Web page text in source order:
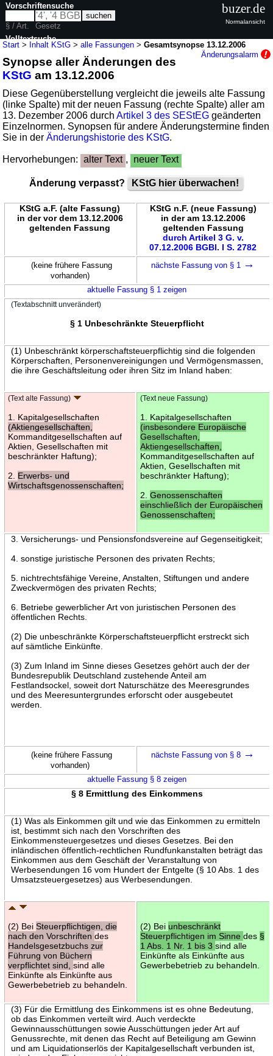
Start > Inhalt KStG >alle Fassungen >Gesamtsynopse 13.12.2006
Änderungsalarm
Synopse aller Änderungen des
KStG am 13.12.2006
Diese Gegenüberstellung vergleicht die jeweils alte Fassung
(linke Spalte) mit der neuen Fassung (rechte Spalte) aller am
13. Dezember 2006 durchArtikel 3 des SEStEG geänderten
Einzelnormen. Synopsen für andere Änderungstermine finden
Sie in derÄnderungshistorie des KStG.
Hervorhebungen: alter Text , neuer Text
Änderung verpasst? KStG hier überwachen!
KStG a.F. (alte Fassung)
in der vor dem 13.12.2006
geltenden Fassung
KStG n.F. (neue Fassung)
in der am 13.12.2006
geltenden Fassung
durch Artikel 3 G. v.
07.12.2006 BGBl. I S. 2782
(keine frühere Fassung
vorhanden)
nächste Fassung von § 1 →
aktuelle Fassung § 1 zeigen
(Textabschnitt unverändert)
§ 1 Unbeschränkte Steuerpflicht
(1) Unbeschränkt körperschaftsteuerpflichtig sind die folgenden
Körperschaften, Personenvereinigungen und Vermögensmassen,
die ihre Geschäftsleitung oder ihren Sitz im Inland haben:
(Text alte Fassung)
1. Kapitalgesellschaften
(Aktiengesellschaften,
Kommanditgesellschaften auf
Aktien, Gesellschaften mit
beschränkter Haftung);
2. Erwerbs- und
Wirtschaftsgenossenschaften;
(Text neue Fassung)
1. Kapitalgesellschaften
(insbesondere Europäische
Gesellschaften,
Aktiengesellschaften,
Kommanditgesellschaften auf
Aktien, Gesellschaften mit
beschränkter Haftung);
2. Genossenschaften
einschließlich der Europäischen
Genossenschaften;
3. Versicherungs- und Pensionsfondsvereine auf Gegenseitigkeit;
4. sonstige juristische Personen des privaten Rechts;
5. nichtrechtsfähige Vereine, Anstalten, Stiftungen und andere
Zweckvermögen des privaten Rechts;
6. Betriebe gewerblicher Art von juristischen Personen des
öffentlichen Rechts.
(2) Die unbeschränkte Körperschaftsteuerpflicht erstreckt sich
auf sämtliche Einkünfte.
(3) Zum Inland im Sinne dieses Gesetzes gehört auch der der
Bundesrepublik Deutschland zustehende Anteil am
Festlandsockel, soweit dort Naturschätze des Meeresgrundes
und des Meeresuntergrundes erforscht oder ausgebeutet
werden.
(keine frühere Fassung
vorhanden)
nächste Fassung von § 8 →
aktuelle Fassung § 8 zeigen
§ 8 Ermittlung des Einkommens
(1) Was als Einkommen gilt und wie das Einkommen zu ermitteln
ist, bestimmt sich nach den Vorschriften des
Einkommensteuergesetzes und dieses Gesetzes. Bei den
inländischen öffentlich-rechtlichen Rundfunkanstalten beträgt das
Einkommen aus dem Geschäft der Veranstaltung von
Werbesendungen 16 vom Hundert der Entgelte (§ 10 Abs. 1 des
Umsatzsteuergesetzes) aus Werbesendungen.
(2) Bei Steuerpflichtigen, die
nach den Vorschriften des
Handelsgesetzbuchs zur
Führung von Büchern
verpflichtet sind, sind alle
Einkünfte als Einkünfte aus
Gewerbebetrieb zu behandeln.
(2) Bei unbeschränkt
Steuerpflichtigen im Sinne des §
1 Abs. 1 Nr. 1 bis 3 sind alle
Einkünfte als Einkünfte aus
Gewerbebetrieb zu behandeln.
(3) Für die Ermittlung des Einkommens ist es ohne Bedeutung,
ob das Einkommen verteilt wird. Auch verdeckte
Gewinnausschüttungen sowie Ausschüttungen jeder Art auf
Genussrechte, mit denen das Recht auf Beteiligung am Gewinn
und am Liquidationserlös der Kapitalgesellschaft verbunden ist,
Vorschriftensuche
§ / Art.
Gesetz
Volltextsuche
nur in KStG
buzer.de
Normalansicht